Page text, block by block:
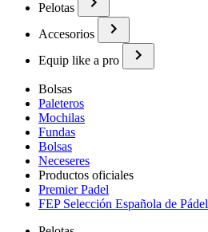
Pelotas
Accesorios
Equip like a pro
Bolsas
Paleteros
Mochilas
Fundas
Bolsas
Neceseres
Productos oficiales
Premier Padel
FEP Selección Española de Pádel